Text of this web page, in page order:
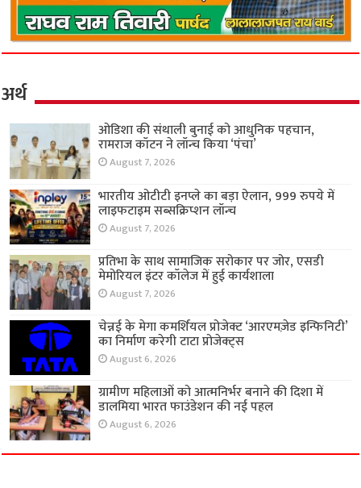
अर्थ
ओडिशा की संथाली बुनाई को आधुनिक पहचान,
रामराज कॉटन ने लॉन्च किया ‘पंचा’
August 7, 2026
भारतीय ओटीटी इनप्ले का बड़ा ऐलान, 999 रुपये में
लाइफटाइम सब्सक्रिप्शन लॉन्च
August 7, 2026
प्रतिभा के साथ सामाजिक सरोकार पर जोर, एसडी
मेमोरियल इंटर कॉलेज में हुई कार्यशाला
August 7, 2026
चेन्नई के मेगा कमर्शियल प्रोजेक्ट ‘आरएमज़ेड इन्फिनिटी’
का निर्माण करेगी टाटा प्रोजेक्ट्स
August 6, 2026
ग्रामीण महिलाओं को आत्मनिर्भर बनाने की दिशा में
डालमिया भारत फाउंडेशन की नई पहल
August 6, 2026